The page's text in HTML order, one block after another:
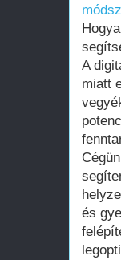
A
miatt
és